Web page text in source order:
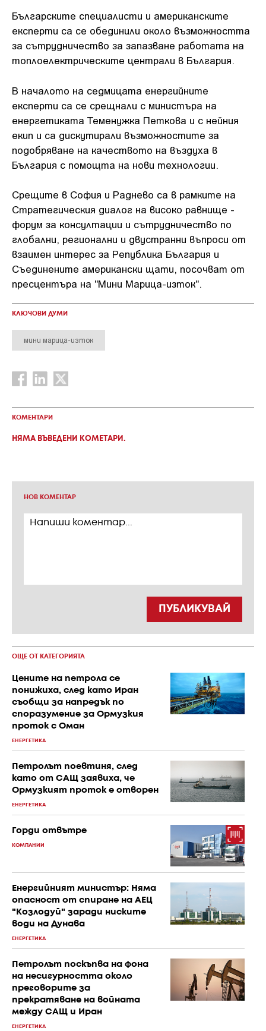
Българските специалисти и американските
експерти са се обединили около възможността
за сътрудничество за запазване работата на
топлоелектрическите централи в България.
В началото на седмицата енергийните
експерти са се срещнали с министъра на
енергетиката Теменужка Петкова и с нейния
екип и са дискутирали възможностите за
подобряване на качеството на въздуха в
България с помощта на нови технологии.
Срещите в София и Раднево са в рамките на
Стратегическия диалог на високо равнище -
форум за консултации и сътрудничество по
глобални, регионални и двустранни въпроси от
взаимен интерес за Република България и
Съединените американски щати, посочват от
пресцентъра на "Мини Марица-изток".
КЛЮЧОВИ ДУМИ
мини марица-изток
КОМЕНТАРИ
НЯМА ВЪВЕДЕНИ КОМЕТАРИ.
НОВ КОМЕНТАР
ПУБЛИКУВАЙ
ОЩЕ ОТ КАТЕГОРИЯТА
Цените на петрола се
понижиха, след като Иран
съобщи за напредък по
споразумение за Ормузкия
проток с Оман
ЕНЕРГЕТИКА
Петролът поевтиня, след
като от САЩ заявиха, че
Ормузкият проток е отворен
ЕНЕРГЕТИКА
Горди отвътре
КОМПАНИИ
Енергийният министър: Няма
опасност от спиране на АЕЦ
"Козлодуй" заради ниските
води на Дунава
ЕНЕРГЕТИКА
Петролът поскъпва на фона
на несигурността около
преговорите за
прекратяване на войната
между САЩ и Иран
ЕНЕРГЕТИКА